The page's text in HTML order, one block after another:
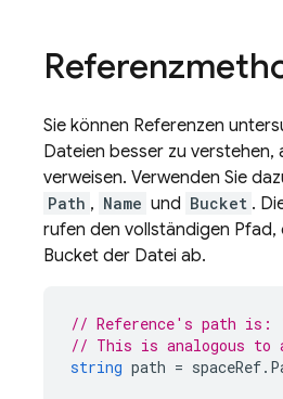
Sie können Referenzen
Dateien besser zu verstehen,
verweisen. Verwenden Sie
Path , Name und Bucket .
rufen den vollständigen Pfad,
Bucket der Datei ab.
// Reference's path is:
// This is analogous to
string path = spaceRef.